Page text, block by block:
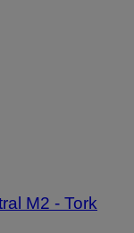
M2 - Tork